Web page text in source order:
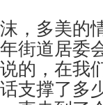
，多美的
街道居委
的，在我
支撑了多